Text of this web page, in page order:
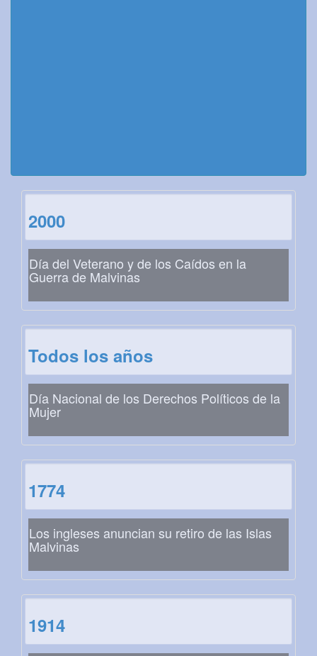
2000
Día del Veterano y de los Caídos en la
Guerra de Malvinas
Todos los años
Día Nacional de los Derechos Políticos de la
Mujer
1774
Los ingleses anuncian su retiro de las Islas
Malvinas
1914